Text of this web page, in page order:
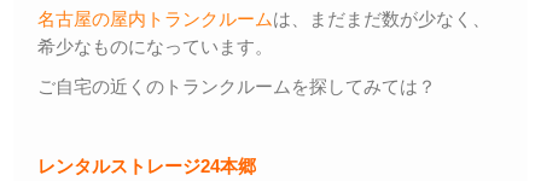
名古屋の屋内トランクルームは、まだまだ数が少なく、
希少なものになっています。
ご自宅の近くのトランクルームを探してみては？
レンタルストレージ24本郷